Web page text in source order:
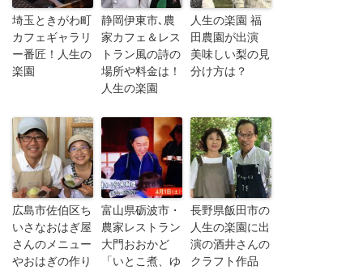
埼玉ときがわ町
カフェギャラリ
ー番匠！人生の
楽園
静岡伊東市､農
家カフェ＆レス
トラン風の詩の
場所や料金は！
人生の楽園
人生の楽園 福
田農園が出演
美味しい梨の見
分け方は？
広島市佐伯区ち
いさなおはぎ屋
さんのメニュー
やおはぎの作り
富山県砺波市・
農家レストラン
大門おおかど
「いとこ煮、ゆ
長野県飯田市の
人生の楽園に出
演の酒井さんの
クラフト作品